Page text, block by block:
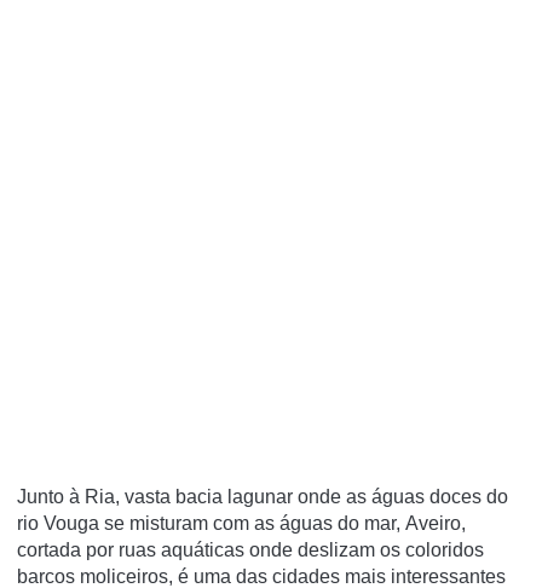
Junto à Ria, vasta bacia lagunar onde as águas doces do
rio Vouga se misturam com as águas do mar, Aveiro,
cortada por ruas aquáticas onde deslizam os coloridos
barcos moliceiros, é uma das cidades mais interessantes